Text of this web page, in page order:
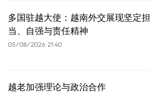
多国驻越大使：越南外交展现坚定担
当、自强与责任精神
05/08/2026 21:40
越老加强理论与政治合作